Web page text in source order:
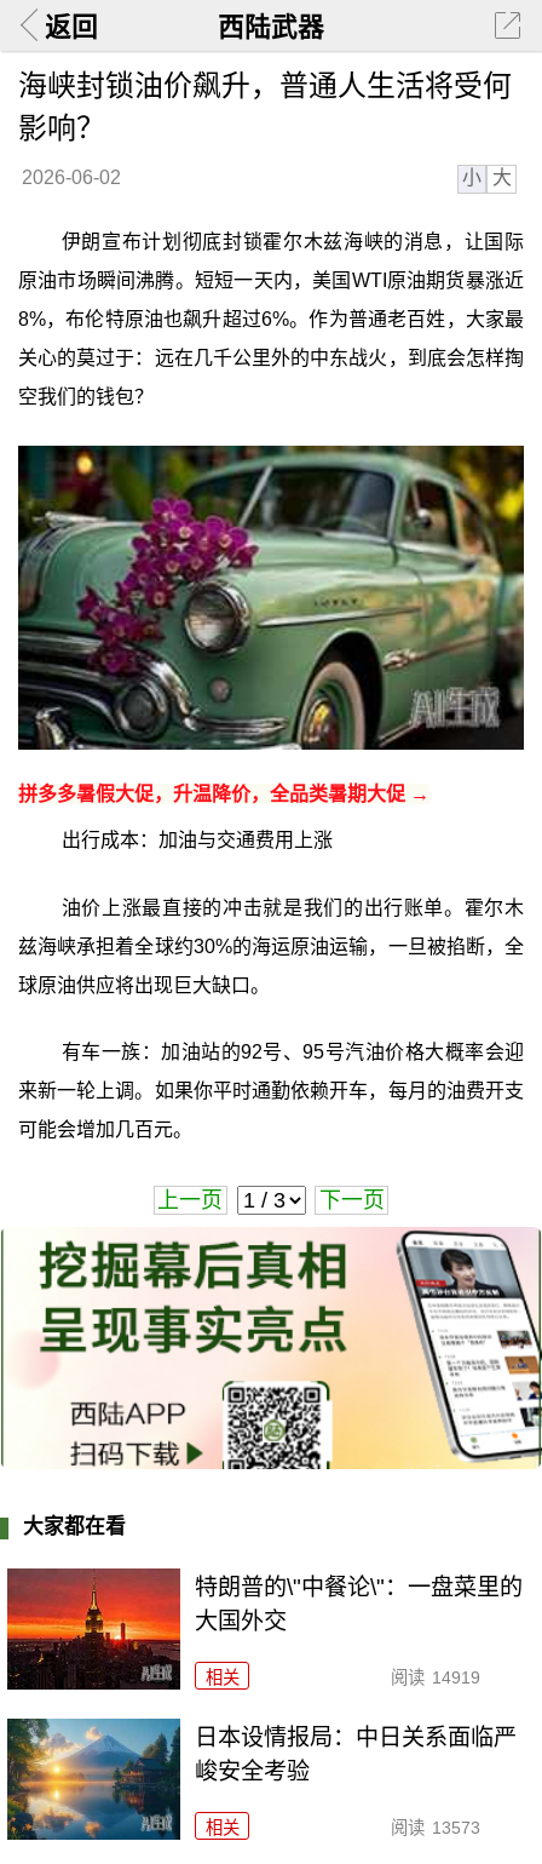
返回 西陆武器
海峡封锁油价飙升，普通人生活将受何
影响？
2026-06-02 小 大
伊朗宣布计划彻底封锁霍尔木兹海峡的消息，让国际
原油市场瞬间沸腾。短短一天内，美国WTI原油期货暴涨近
8%，布伦特原油也飙升超过6%。作为普通老百姓，大家最
关心的莫过于：远在几千公里外的中东战火，到底会怎样掏
空我们的钱包？
拼多多暑假大促，升温降价，全品类暑期大促 →
出行成本：加油与交通费用上涨
油价上涨最直接的冲击就是我们的出行账单。霍尔木
兹海峡承担着全球约30%的海运原油运输，一旦被掐断，全
球原油供应将出现巨大缺口。
有车一族：加油站的92号、95号汽油价格大概率会迎
来新一轮上调。如果你平时通勤依赖开车，每月的油费开支
可能会增加几百元。
上一页 下一页
大家都在看
特朗普的\"中餐论\"：一盘菜里的
大国外交
相关 阅读 14919
日本设情报局：中日关系面临严
峻安全考验
相关 阅读 13573